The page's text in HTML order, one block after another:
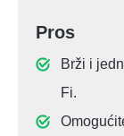
Pros
Brži i
Fi.